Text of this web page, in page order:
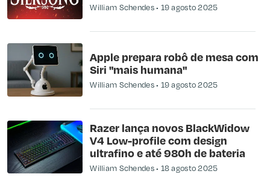
William Schendes 19 agosto 2025
Apple prepara robô de mesa com
Siri "mais humana"
William Schendes 19 agosto 2025
Razer lança novos BlackWidow
V4 Low-profile com design
ultrafino e até 980h de bateria
William Schendes 18 agosto 2025